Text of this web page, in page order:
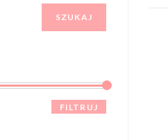
SZUKAJ
FILTRUJ